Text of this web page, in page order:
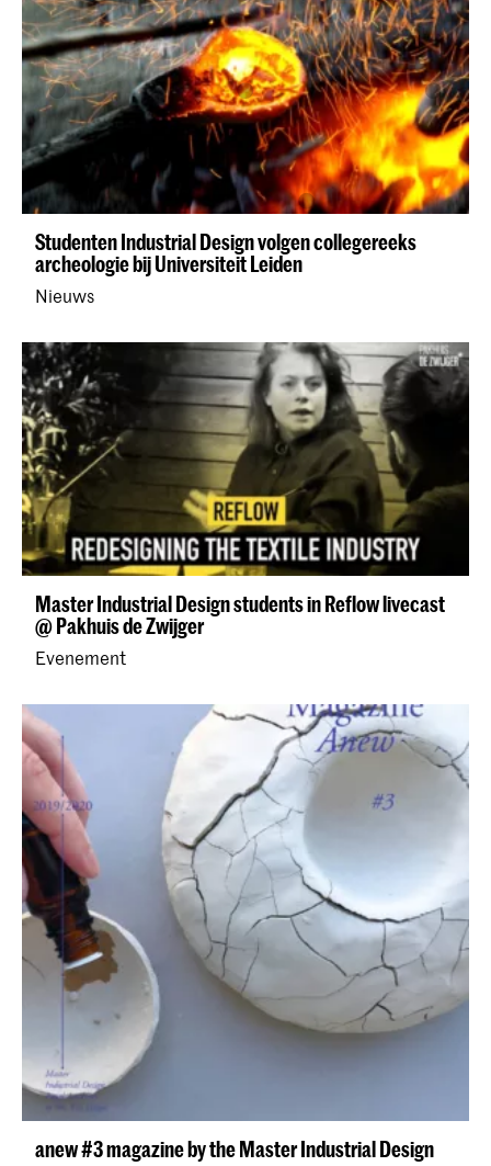
Studenten Industrial Design volgen collegereeks
archeologie bij Universiteit Leiden
Nieuws
Master Industrial Design students in Reflow livecast
@ Pakhuis de Zwijger
Evenement
anew #3 magazine by the Master Industrial Design